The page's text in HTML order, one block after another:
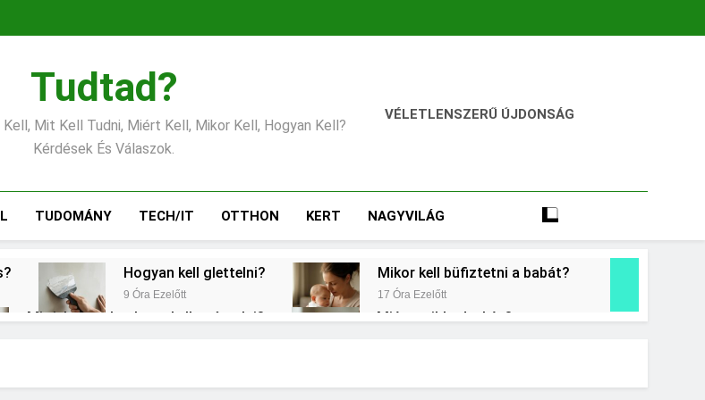
Tudtad?
Mit Kell Tudni, Miért Kell, Mikor Kell, Hogyan Kell?
Kérdések És Válaszok.
VÉLETLENSZERŰ ÚJDONSÁG
TUDOMÁNY TECH/IT OTTHON KERT NAGYVILÁG
Hogyan kell glettelni?
9 Óra Ezelőtt
Mikor kell büfiztetni a babát?
17 Óra Ezelőtt
Mit jelent a thm hogy kell számolni? Miért zsibbad a kéz?